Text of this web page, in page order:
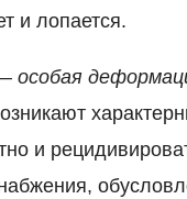
и лопается.
особая
и